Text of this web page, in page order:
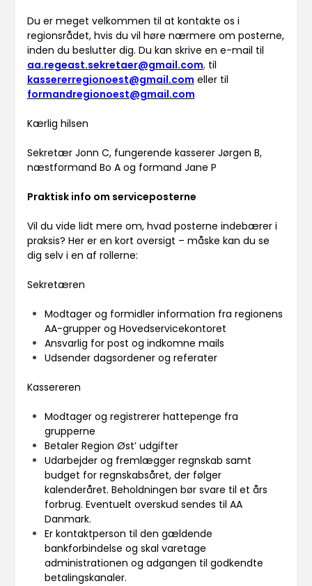
Du er meget velkommen til at kontakte os i
regionsrådet, hvis du vil høre nærmere om posterne,
inden du beslutter dig. Du kan skrive en e-mail til
aa.regeast.sekretaer@gmail.com, til
kassererregionoest@gmail.com eller til
formandregionoest@gmail.com
Kærlig hilsen
Sekretær Jonn C, fungerende kasserer Jørgen B,
næstformand Bo A og formand Jane P
Praktisk info om serviceposterne
Vil du vide lidt mere om, hvad posterne indebærer i
praksis? Her er en kort oversigt – måske kan du se
dig selv i en af rollerne:
Sekretæren
Modtager og formidler information fra regionens
AA-grupper og Hovedservicekontoret
Ansvarlig for post og indkomne mails
Udsender dagsordener og referater
Kassereren
Modtager og registrerer hattepenge fra
grupperne
Betaler Region Øst’ udgifter
Udarbejder og fremlægger regnskab samt
budget for regnskabsåret, der følger
kalenderåret. Beholdningen bør svare til et års
forbrug. Eventuelt overskud sendes til AA
Danmark.
Er kontaktperson til den gældende
bankforbindelse og skal varetage
administrationen og adgangen til godkendte
betalingskanaler.